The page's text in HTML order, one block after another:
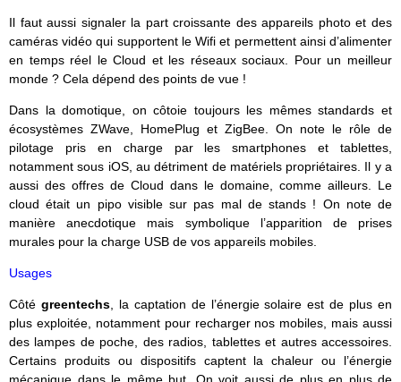
Il faut aussi signaler la part croissante des appareils photo et des
caméras vidéo qui supportent le Wifi et permettent ainsi d’alimenter
en temps réel le Cloud et les réseaux sociaux. Pour un meilleur
monde ? Cela dépend des points de vue !
Dans la domotique, on côtoie toujours les mêmes standards et
écosystèmes ZWave, HomePlug et ZigBee. On note le rôle de
pilotage pris en charge par les smartphones et tablettes,
notamment sous iOS, au détriment de matériels propriétaires. Il y a
aussi des offres de Cloud dans le domaine, comme ailleurs. Le
cloud était un pipo visible sur pas mal de stands ! On note de
manière anecdotique mais symbolique l’apparition de prises
murales pour la charge USB de vos appareils mobiles.
Usages
Côté greentechs, la captation de l’énergie solaire est de plus en
plus exploitée, notamment pour recharger nos mobiles, mais aussi
des lampes de poche, des radios, tablettes et autres accessoires.
Certains produits ou dispositifs captent la chaleur ou l’énergie